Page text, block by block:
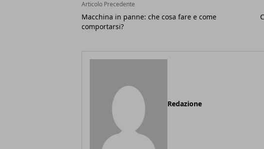
Articolo Precedente
Macchina in panne: che cosa fare e come
comportarsi?
Redazione